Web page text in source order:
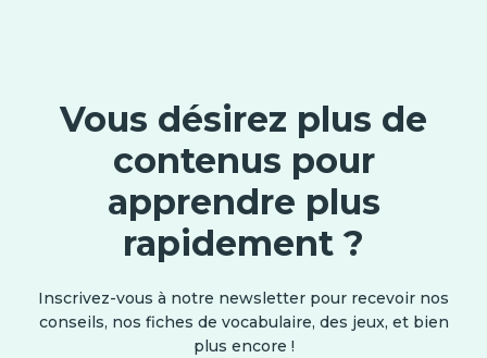
Vous désirez plus de
contenus pour
apprendre plus
rapidement ?
Inscrivez-vous à notre newsletter pour recevoir nos
conseils, nos fiches de vocabulaire, des jeux, et bien
plus encore !